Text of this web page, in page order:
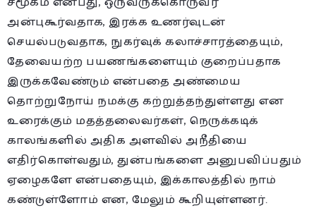
அன்புகூர்வதாக, இரக்க உணர்வுடன்
செயல்படுவதாக, நுகர்வுக் கலாச்சாரத்தையும்,
தேவையற்ற பயணங்களையும் குறைப்பதாக
இருக்கவேண்டும் என்பதை அண்மைய
தொற்றுநோய் நமக்கு கற்றுத்தந்துள்ளது என
உரைக்கும் மதத்தலைவர்கள், நெருக்கடிக்
காலங்களில் அதிக அளவில் அநீதியை
எதிர்கொள்வதும், துன்பங்களை அனுபவிப்பதும்
ஏழைகளே என்பதையும், இக்காலத்தில் நாம்
கண்டுள்ளோம் என, மேலும் கூறியுள்ளனர்.